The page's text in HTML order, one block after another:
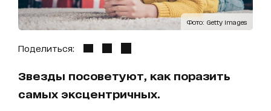
Фото: Getty Images
Поделиться:
Звезды посоветуют, как поразить
самых эксцентричных.